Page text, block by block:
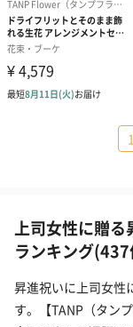
1
上司女性に贈る
ランキング
昇進祝いに上司女性
す。【TANP（タン